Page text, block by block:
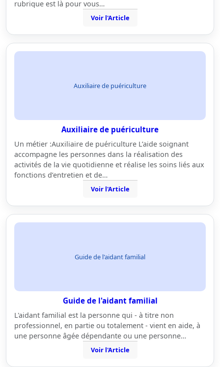
rubrique est là pour vous…
Voir l'Article
Auxiliaire de puériculture
Auxiliaire de puériculture
Un métier :Auxiliaire de puériculture L’aide soignant
accompagne les personnes dans la réalisation des
activités de la vie quotidienne et réalise les soins liés aux
fonctions d’entretien et de…
Voir l'Article
Guide de l'aidant familial
Guide de l'aidant familial
L'aidant familial est la personne qui - à titre non
professionnel, en partie ou totalement - vient en aide, à
une personne âgée dépendante ou une personne…
Voir l'Article